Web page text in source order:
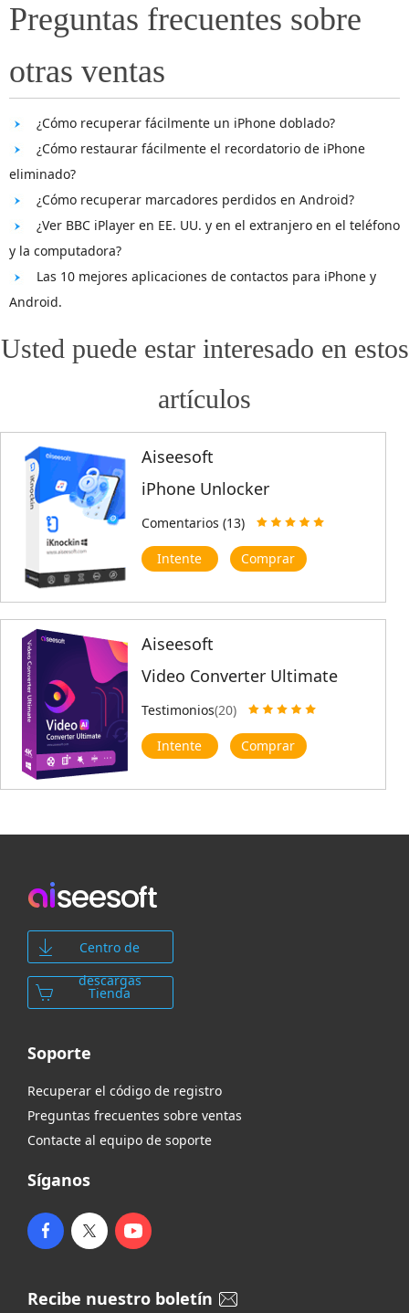
Preguntas frecuentes sobre
otras ventas
¿Cómo recuperar fácilmente un iPhone doblado?
¿Cómo restaurar fácilmente el recordatorio de iPhone
eliminado?
¿Cómo recuperar marcadores perdidos en Android?
¿Ver BBC iPlayer en EE. UU. y en el extranjero en el teléfono
y la computadora?
Las 10 mejores aplicaciones de contactos para iPhone y
Android.
Usted puede estar interesado en estos
artículos
Aiseesoft
iPhone Unlocker
Comentarios (13)
Intente Comprar
Aiseesoft
Video Converter Ultimate
Testimonios(20)
Intente Comprar
Centro de
descargas
Tienda
Soporte
Recuperar el código de registro
Preguntas frecuentes sobre ventas
Contacte al equipo de soporte
Síganos
Recibe nuestro boletín